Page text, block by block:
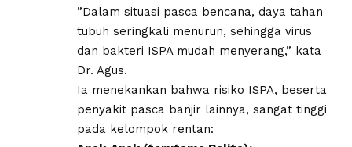
​”Dalam situasi pasca bencana, daya tahan
tubuh seringkali menurun, sehingga virus
dan bakteri ISPA mudah menyerang,” kata
Dr. Agus.
Ia menekankan bahwa risiko ISPA, beserta
penyakit pasca banjir lainnya, sangat tinggi
pada kelompok rentan: